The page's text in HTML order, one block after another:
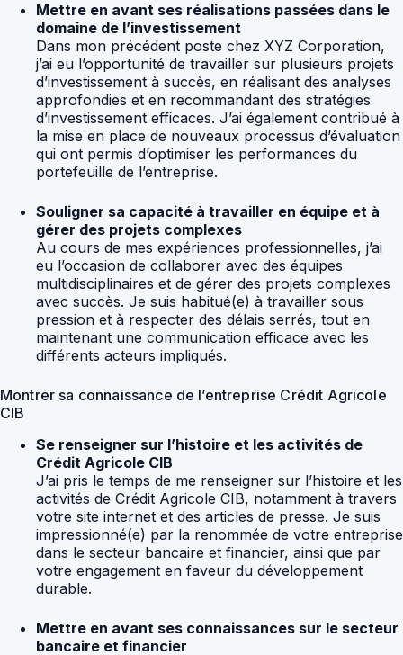
Mettre en avant ses réalisations passées dans le
domaine de l’investissement
Dans mon précédent poste chez XYZ Corporation,
j’ai eu l’opportunité de travailler sur plusieurs projets
d’investissement à succès, en réalisant des analyses
approfondies et en recommandant des stratégies
d’investissement efficaces. J’ai également contribué à
la mise en place de nouveaux processus d’évaluation
qui ont permis d’optimiser les performances du
portefeuille de l’entreprise.
Souligner sa capacité à travailler en équipe et à
gérer des projets complexes
Au cours de mes expériences professionnelles, j’ai
eu l’occasion de collaborer avec des équipes
multidisciplinaires et de gérer des projets complexes
avec succès. Je suis habitué(e) à travailler sous
pression et à respecter des délais serrés, tout en
maintenant une communication efficace avec les
différents acteurs impliqués.
Montrer sa connaissance de l’entreprise Crédit Agricole
CIB
Se renseigner sur l’histoire et les activités de
Crédit Agricole CIB
J’ai pris le temps de me renseigner sur l’histoire et les
activités de Crédit Agricole CIB, notamment à travers
votre site internet et des articles de presse. Je suis
impressionné(e) par la renommée de votre entreprise
dans le secteur bancaire et financier, ainsi que par
votre engagement en faveur du développement
durable.
Mettre en avant ses connaissances sur le secteur
bancaire et financier